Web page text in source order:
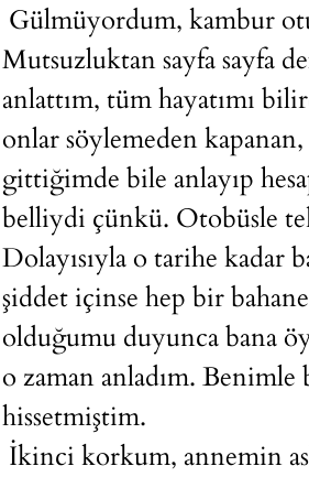
Gülmüyordum, kambur
Mutsuzluktan sayfa sayfa
anlattım, tüm hayatımı
onlar söylemeden kapanan,
gittiğimde bile anlayıp
belliydi çünkü. Otobüsle
Dolayısıyla o tarihe kadar
şiddet içinse hep bir
olduğumu duyunca bana
o zaman anladım.
hissetmiştim.
İkinci korkum, annemin